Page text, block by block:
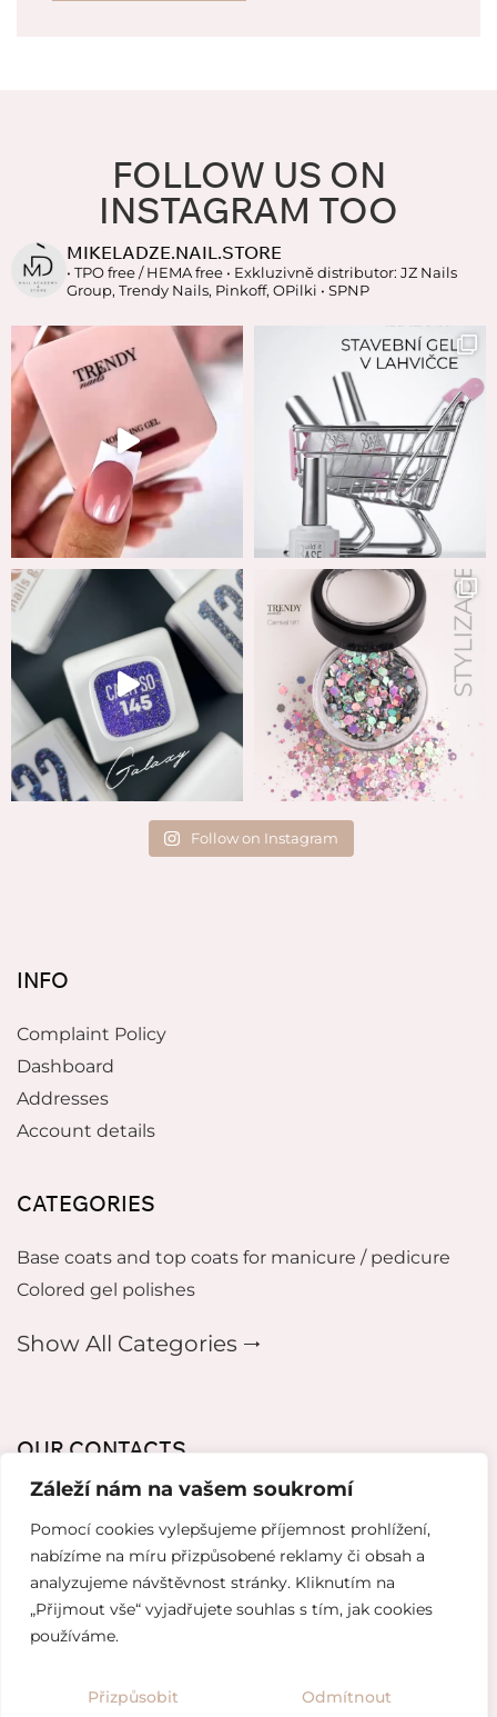
Záleží nám na vašem soukromí
Pomocí cookies vylepšujeme příjemnost prohlížení,
nabízíme na míru přizpůsobené reklamy či obsah a
analyzujeme návštěvnost stránky. Kliknutím na
„Přijmout vše“ vyjadřujete souhlas s tím, jak cookies
používáme.
Přizpůsobit Odmítnout
FOLLOW US ON
INSTAGRAM TOO
MIKELADZE.NAIL.STORE
• TPO free / HEMA free • Exkluzivně distributor: JZ Nails
Group, Trendy Nails, Pinkoff, OPilki • SPNP
Follow on Instagram
INFO
Complaint Policy
Dashboard
Addresses
Account details
CATEGORIES
Base coats and top coats for manicure / pedicure
Colored gel polishes
Show All Categories 🠂
OUR CONTACTS
mikeladzebeauty@gmail.com
+420 773 724 042
Thámova 221, 186 00 Karlín, Česko